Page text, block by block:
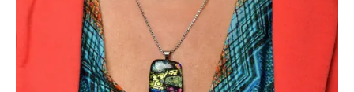
Workshopledare, facilitator
Radio och TV-profiler